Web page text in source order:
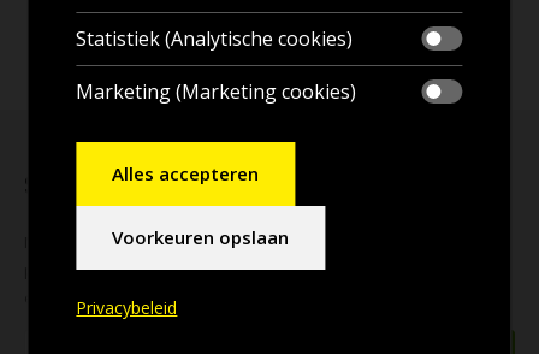
Schrijf u in voor onze nieuwsbrief
Mis geen enkeleaanbieding! Wilt u ook de beste aanbiedingen
per e-mail ontvangen? Schrijf u dan nu in voor onze
en blijf op de hoogte!
Statistiek (Analytische cookies)
Marketing (Marketing cookies)
Alles accepteren
Voorkeuren opslaan
Privacybeleid